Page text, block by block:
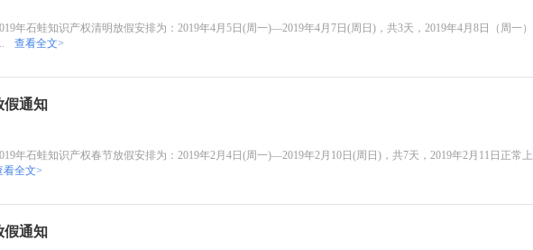
年石蛙知识产权清明放假安排为：2019年4月5日(周一)—2019年4月7日(周日)，共3天，2019年4月8日（周一）
查看全文>
假通知
年石蛙知识产权春节放假安排为：2019年2月4日(周一)—2019年2月10日(周日)，共7天，2019年2月11日正常上
看全文>
假通知